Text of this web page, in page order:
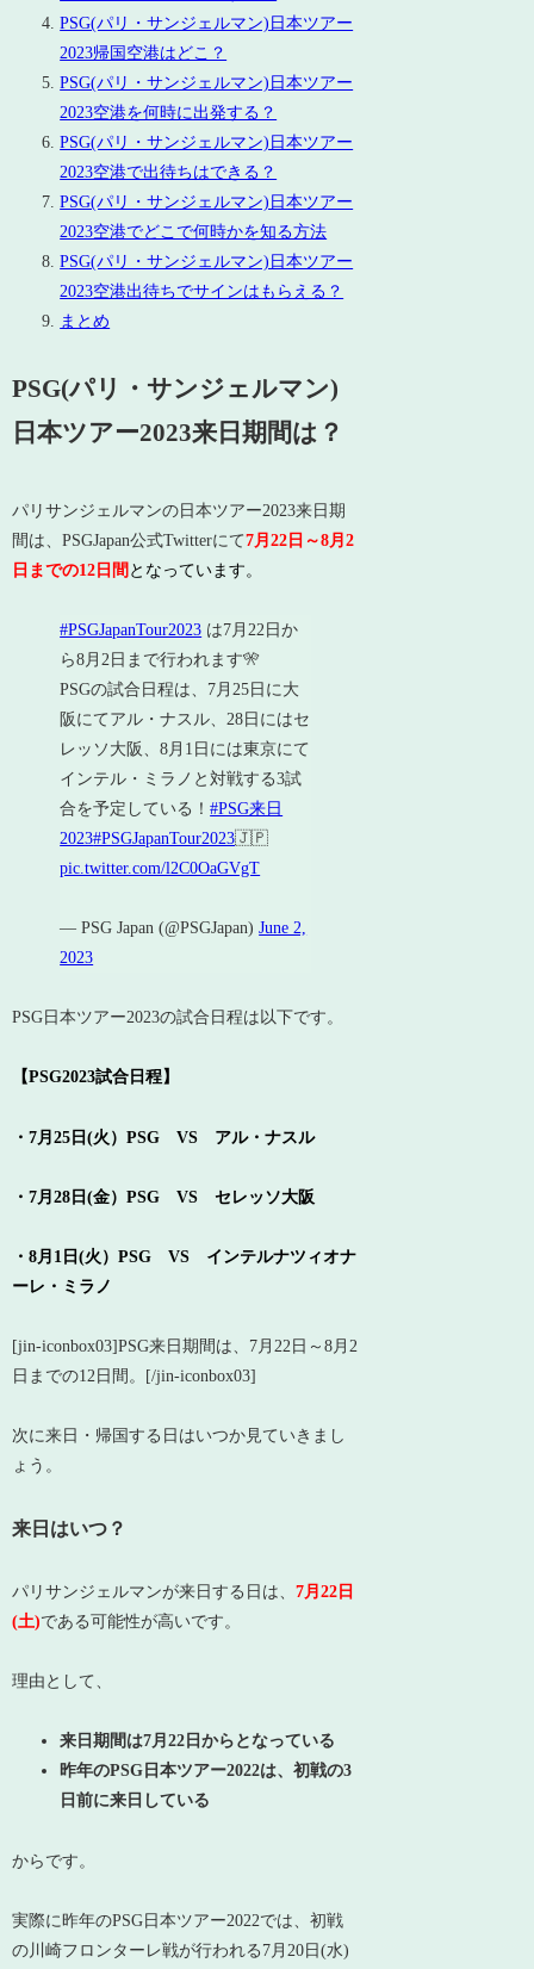
PSG(パリ・サンジェルマン)日本ツアー
2023帰国空港はどこ？
PSG(パリ・サンジェルマン)日本ツアー
2023空港を何時に出発する？
PSG(パリ・サンジェルマン)日本ツアー
2023空港で出待ちはできる？
PSG(パリ・サンジェルマン)日本ツアー
2023空港でどこで何時かを知る方法
PSG(パリ・サンジェルマン)日本ツアー
2023空港出待ちでサインはもらえる？
まとめ
PSG(パリ・サンジェルマン)
日本ツアー2023来日期間は？
パリサンジェルマンの日本ツアー2023来日期
間は、PSGJapan公式Twitterにて7月22日～8月2
日までの12日間 となっています。
#PSGJapanTour2023 は7月22日か
ら8月2日まで行われます🎌
PSGの試合日程は、7月25日に大
阪にてアル・ナスル、28日にはセ
レッソ大阪、8月1日には東京にて
インテル・ミラノと対戦する3試
合を予定している！#PSG来日
2023#PSGJapanTour2023🇯🇵
pic.twitter.com/l2C0OaGVgT
— PSG Japan (@PSGJapan)June 2,
2023
PSG日本ツアー2023の試合日程は以下です。
【PSG2023試合日程】
・7月25日(火）PSG VS アル・ナスル
・7月28日(金）PSG VS セレッソ大阪
・8月1日(火）PSG VS インテルナツィオナ
ーレ・ミラノ
[jin-iconbox03]PSG来日期間は、7月22日～8月2
日までの12日間。[/jin-iconbox03]
次に来日・帰国する日はいつか見ていきまし
ょう。
来日はいつ？
パリサンジェルマンが来日する日は、7月22日
(土)である可能性が高いです。
理由として、
来日期間は7月22日からとなっている
昨年のPSG日本ツアー2022は、初戦の3
日前に来日している
からです。
実際に昨年のPSG日本ツアー2022では、初戦
の川崎フロンターレ戦が行われる7月20日(水)